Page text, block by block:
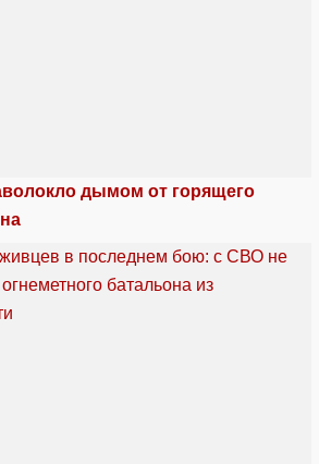
дымом от горящего